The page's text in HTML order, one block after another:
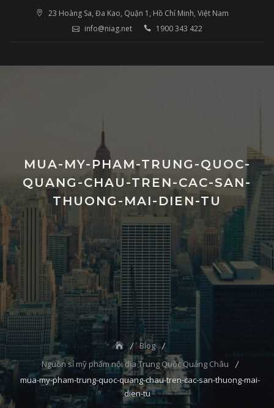
23 Hoàng Sa, Đa Kao, Quận 1, Hồ Chí Minh, Việt Nam
info@niag.net
1900 343 422
MUA-MY-PHAM-TRUNG-QUOC-
QUANG-CHAU-TREN-CAC-SAN-
THUONG-MAI-DIEN-TU
Blog
Nguồn sỉ mỹ phẩm nội địa Trung Quốc Quảng Châu
mua-my-pham-trung-quoc-quang-chau-tren-cac-san-thuong-mai-
dien-tu